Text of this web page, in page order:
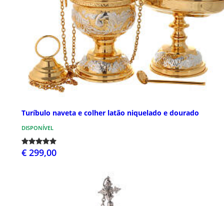
Turíbulo naveta e colher latão niquelado e dourado
DISPONÍVEL
€ 299,00